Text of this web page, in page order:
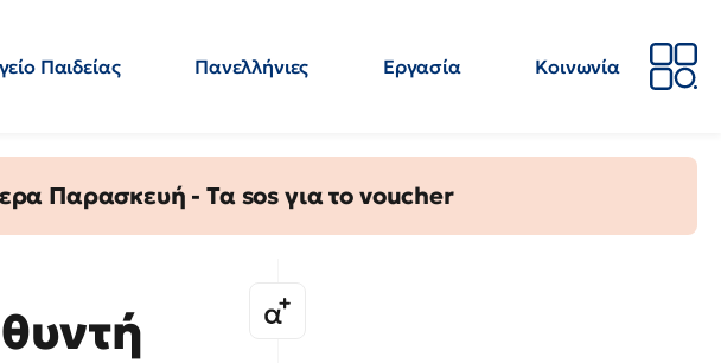
Παιδείας Πανελλήνιες Εργασία
Κοινωνία
Παρασκευή - Τα sos για το voucher